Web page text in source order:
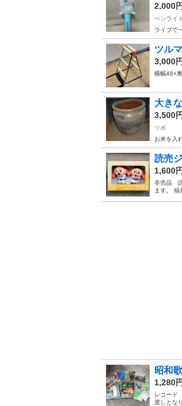
2,000
ペンライト
ライブで
ツル
3,000
横幅48×
大き
3,500
ツボ
お米を入
読売
1,600
非売品
ます。 福
昭和
1,280
レコード
渡しとな